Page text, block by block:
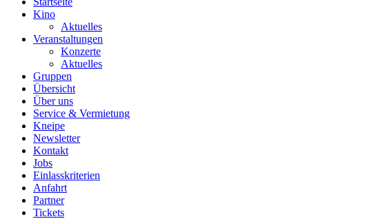
Kino
Aktuelles
Veranstaltungen
Konzerte
Aktuelles
Gruppen
Übersicht
Über uns
Service & Vermietung
Kneipe
Newsletter
Kontakt
Jobs
Einlasskriterien
Anfahrt
Partner
Tickets